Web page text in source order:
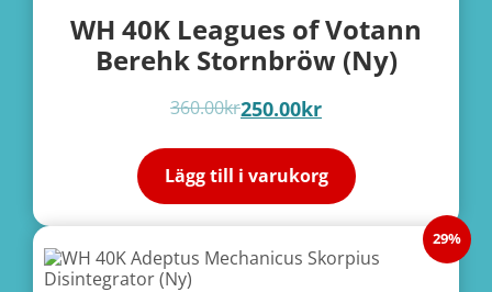
WH 40K Leagues of Votann
Berehk Stornbröw (Ny)
360.00kr250.00kr
Lägg till i varukorg
29%